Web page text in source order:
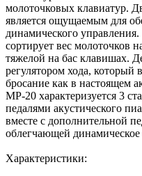
молоточковых клавиатур.
является ощущаемым для
динамического
сортирует вес молоточков
тяжелой на бас клавишах.
регулятором хода, который
бросание как в настоящем
МР-20 характеризуется 3
педалями акустического
вместе с дополнительной
облегчающей
Характеристики: